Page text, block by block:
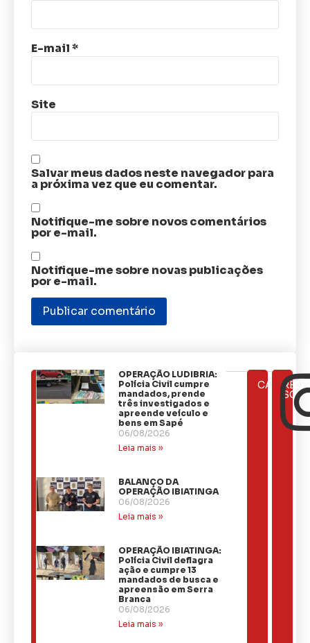
E-mail*
Site
Salvar meus dados neste navegador para
a próxima vez que eu comentar.
Notifique-me sobre novos comentários
por e-mail.
Notifique-me sobre novas publicações
por e-mail.
ÚLTIMAS
NOTÍCIAS
OPERAÇÃO LUDIBRIA:
Polícia Civil cumpre
mandados, prende
três investigados e
apreende veículo e
bens em Sapé
06/08/2026
Leia mais »
BALANÇO DA
OPERAÇÃO IBIATINGA
06/08/2026
Leia mais »
OPERAÇÃO IBIATINGA:
Polícia Civil deflagra
ação e cumpre 13
mandados de busca e
apreensão em Serra
Branca
06/08/2026
Leia mais »